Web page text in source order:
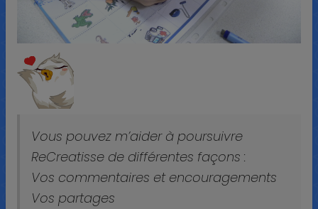
Vous pouvez m’aider à poursuivre
ReCreatisse de différentes façons :
Vos commentaires et encouragements
Vos partages